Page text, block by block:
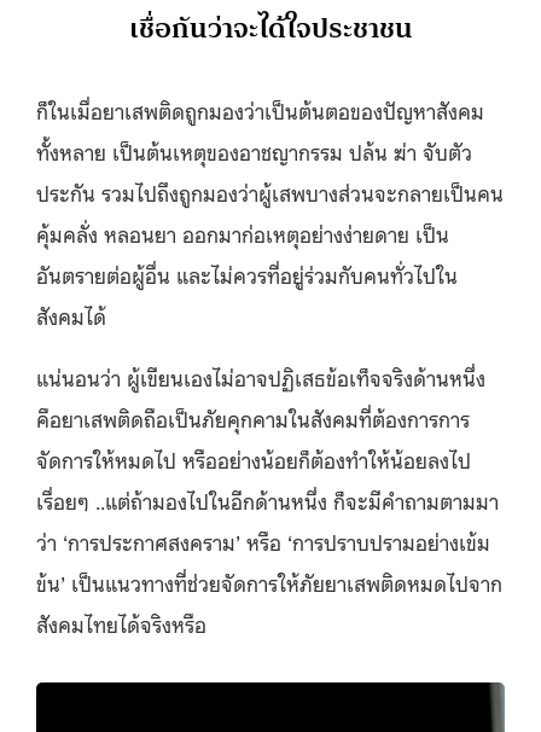
เชื่อกันว่าจะได้ใจประชาชน
ก็ในเมื่อยาเสพติดถูกมองว่าเป็นต้นตอของปัญหาสังคม
ทั้งหลาย เป็นต้นเหตุของอาชญากรรม ปล้น ฆ่า จับตัว
ประกัน รวมไปถึงถูกมองว่าผู้เสพบางส่วนจะกลายเป็นคน
คุ้มคลั่ง หลอนยา ออกมาก่อเหตุอย่างง่ายดาย เป็น
อันตรายต่อผู้อื่น และไม่ควรที่อยู่ร่วมกับคนทั่วไปใน
สังคมได้
แน่นอนว่า ผู้เขียนเองไม่อาจปฏิเสธข้อเท็จจริงด้านหนึ่ง
คือยาเสพติดถือเป็นภัยคุกคามในสังคมที่ต้องการการ
จัดการให้หมดไป หรืออย่างน้อยก็ต้องทำให้น้อยลงไป
เรื่อยๆ ..แต่ถ้ามองไปในอีกด้านหนึ่ง ก็จะมีคำถามตามมา
ว่า ‘การประกาศสงคราม’ หรือ ‘การปราบปรามอย่างเข้ม
ข้น’ เป็นแนวทางที่ช่วยจัดการให้ภัยยาเสพติดหมดไปจาก
สังคมไทยได้จริงหรือ